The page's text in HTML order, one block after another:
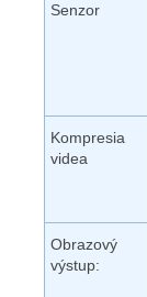
Senzor
Kompresia
videa
Obrazový
výstup: